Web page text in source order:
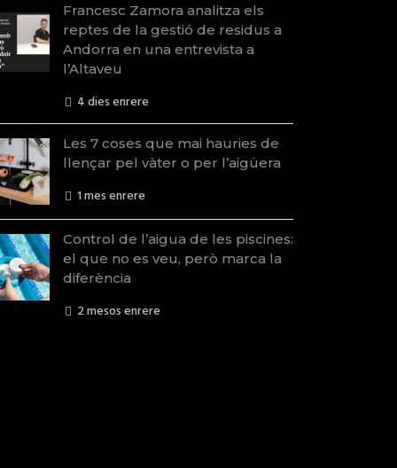
Francesc Zamora analitza els
reptes de la gestió de residus a
Andorra en una entrevista a
l’Altaveu
4 dies enrere
Les 7 coses que mai hauries de
llençar pel vàter o per l’aigüera
1 mes enrere
Control de l’aigua de les piscines:
el que no es veu, però marca la
diferència
2 mesos enrere